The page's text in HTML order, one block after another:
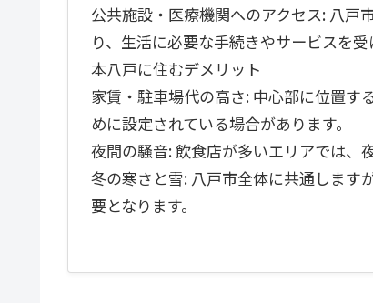
公共施設・医療機関へのアクセス: 八戸
り、生活に必要な手続きやサービスを受
本八戸に住むデメリット
家賃・駐車場代の高さ: 中心部に位置す
めに設定されている場合があります。
夜間の騒音: 飲食店が多いエリアでは、
冬の寒さと雪: 八戸市全体に共通します
要となります。